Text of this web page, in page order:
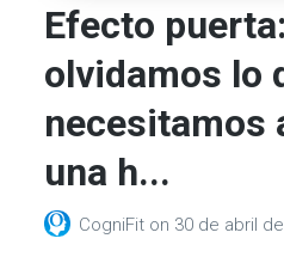
Efecto
olvidamos lo
necesitamos
una h...
CogniFit on 30 de abril